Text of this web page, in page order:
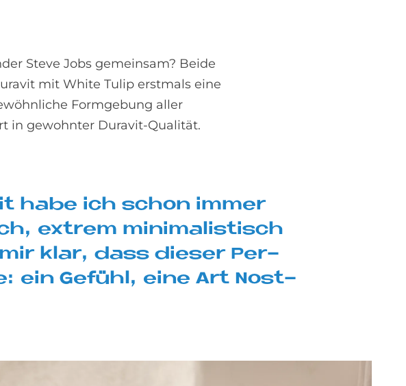
Steve Jobs gemeinsam? Beide
mit White Tulip erstmals eine
Formgebung aller
in gewohnter Duravit-Qualität.
habe ich schon im­mer
ex­trem mi­ni­ma­li­stisch
klar, dass die­ser Per­
ein Ge­fühl, eine Art Nost­